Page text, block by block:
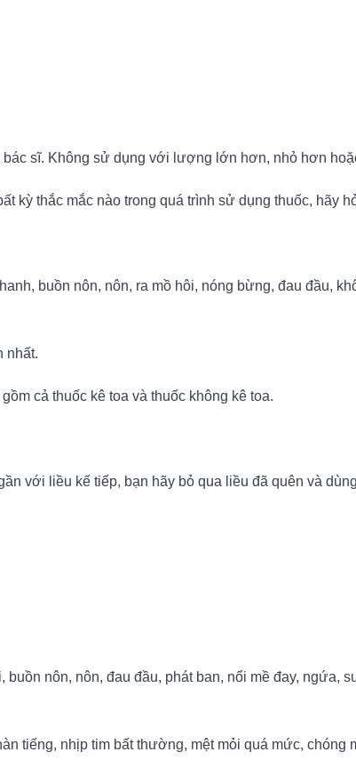
sĩ. Không sử dụng với lượng lớn hơn, nhỏ hơn
kỳ thắc mắc nào trong quá trình sử dụng thuốc, hãy
buồn nôn, nôn, ra mồ hôi, nóng bừng, đau đầu,
nhất.
cả thuốc kê toa và thuốc không kê toa.
với liều kế tiếp, bạn hãy bỏ qua liều đã quên và
nôn, nôn, đau đầu, phát ban, nổi mề đay, ngứa,
tiếng, nhịp tim bất thường, mệt mỏi quá mức, chóng